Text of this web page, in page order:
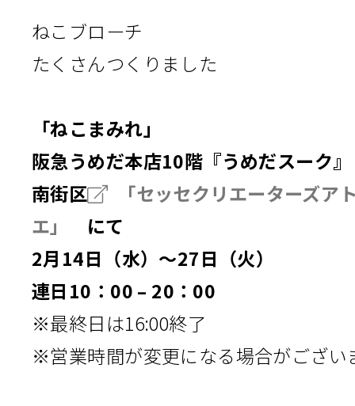
ねこブローチ
たくさんつくりました
「ねこまみれ」
阪急うめだ本店10階『うめだスーク』
南街区
「セッセクリエーターズア
エ」
にて
2月14日（水）～27日（火）
連日10：00 – 20：00
※最終日は16:00終了
※営業時間が変更になる場合がござい